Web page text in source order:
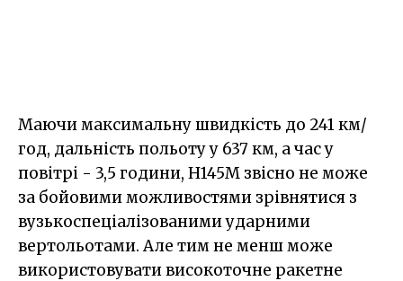
Маючи максимальну швидкість до 241 км/
год, дальність польоту у 637 км, а час у
повітрі - 3,5 години, H145M звісно не може
за бойовими можливостями зрівнятися з
вузькоспеціалізованими ударними
вертольотами. Але тим не менш може
використовувати високоточне ракетне